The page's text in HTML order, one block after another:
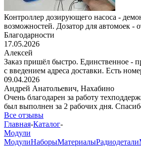
Контроллер дозирующего насоса -
возможностей. Дозатор для автомоек -
Благодарности
17.05.2026
Алексей
Заказ пришёл быстро. Единственное -
с введением адреса доставки. Есть
09.04.2026
Андрей Анатольевич, Нахабино
Очень благодарен за работу
был выполнен за 2 рабочих дня.
Все отзывы
Главная-Каталог-
Модули
МодулиНаборыМатериалыРадиодетали